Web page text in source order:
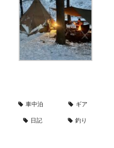
車中泊 ギア
日記 釣り